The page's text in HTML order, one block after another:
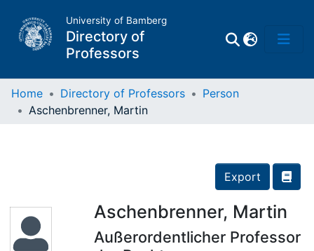
University of Bamberg
Directory of
Professors
Home Directory of Professors
Person
Aschenbrenner, Martin
Export
Aschenbrenner, Martin
Außerordentlicher Professor